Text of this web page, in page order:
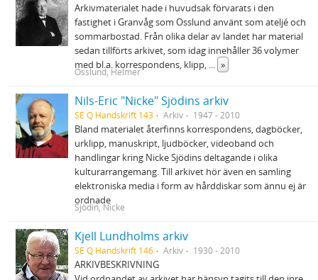
Arkivmaterialet hade i huvudsak förvarats i den
fastighet i Granvåg som Osslund använt som ateljé och
sommarbostad. Från olika delar av landet har material
sedan tillförts arkivet, som idag innehåller 36 volymer
med bl.a. korrespondens, klipp, ... »
Osslund, Helmer
Nils-Eric "Nicke" Sjödins arkiv
SE Q Handskrift 143 Arkiv 1947 - 2010
Bland materialet återfinns korrespondens, dagböcker,
urklipp, manuskript, ljudböcker, videoband och
handlingar kring Nicke Sjödins deltagande i olika
kulturarrangemang. Till arkivet hör även en samling
elektroniska media i form av hårddiskar som ännu ej är
ordnade
Sjödin, Nicke
Kjell Lundholms arkiv
SE Q Handskrift 146 Arkiv 1930 - 2010
ARKIVBESKRIVNING